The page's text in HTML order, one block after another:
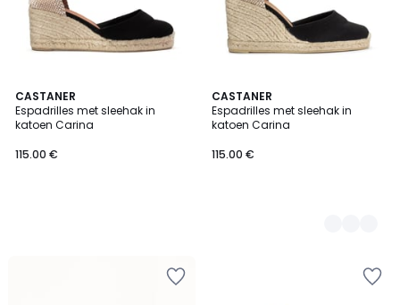
CASTANER
Espadrilles met sleehak in
katoen Carina
115.00 €
CASTANER
Espadrilles met sleehak in
katoen Carina
115.00 €
2
Kleuren